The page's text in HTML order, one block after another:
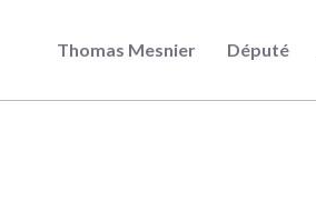
Thomas Mesnier Député